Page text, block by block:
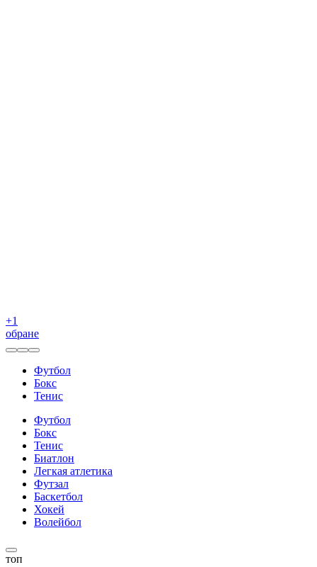
+1
обране
Футбол
Бокс
Тенис
Футбол
Бокс
Тенис
Биатлон
Легкая атлетика
Футзал
Баскетбол
Хокей
Волейбол
топ